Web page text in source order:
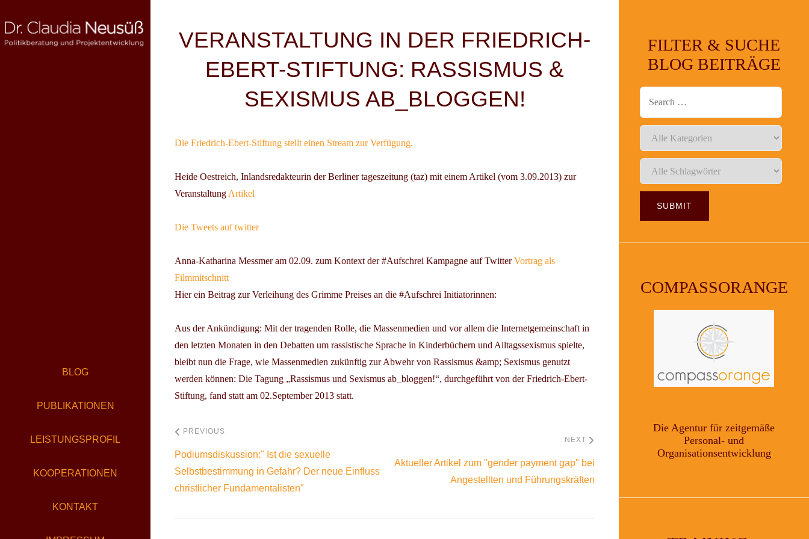
to
content
BLOG
PUBLIKATIONEN
LEISTUNGSPROFIL
KOOPERATIONEN
KONTAKT
VERANSTALTUNG IN DER FRIEDRICH-
EBERT-STIFTUNG: RASSISMUS &
SEXISMUS AB_BLOGGEN!
Die Friedrich-Ebert-Stiftung stellt einen Stream zur Verfügung.
Heide Oestreich, Inlandsredakteurin der Berliner tageszeitung (taz) mit einem Artikel (vom 3.09.2013) zur
Veranstaltung Artikel
Die Tweets auf twitter
Anna-Katharina Messmeram 02.09. zum Kontext der #Aufschrei Kampagne auf TwitterVortrag als
Filmmitschnitt
Hier ein Beitrag zur Verleihung des Grimme Preises an die #Aufschrei Initiatorinnen:
Aus der Ankündigung: Mit der tragenden Rolle, die Massenmedien und vor allem die Internetgemeinschaft in
den letzten Monaten in den Debatten um rassistische Sprache in Kinderbüchern und Alltagssexismus spielte,
bleibt nun die Frage, wie Massenmedien zukünftig zur Abwehr von Rassismus &amp; Sexismus genutzt
werden können: Die Tagung „Rassismus und Sexismus ab_bloggen!“, durchgeführt von der Friedrich-Ebert-
Stiftung, fand statt am 02.September 2013 statt.
Beitragsnavigation
PREVIOUS
Podiumsdiskussion:" Ist die sexuelle
Selbstbestimmung in Gefahr? Der neue Einfluss
christlicher Fundamentalisten"
NEXT
Aktueller Artikel zum "gender payment gap" bei
Angestellten und Führungskräften
FILTER & SUCHE
BLOG BEITRÄGE
COMPASSORANGE
Die Agentur für zeitgemäße
Personal- und
Organisationsentwicklung